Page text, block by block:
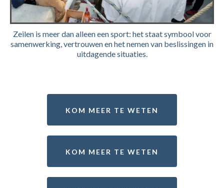
Zeilen is meer dan alleen een sport: het staat symbool voor
samenwerking, vertrouwen en het nemen van beslissingen in
uitdagende situaties.
KOM MEER TE WETEN
KOM MEER TE WETEN